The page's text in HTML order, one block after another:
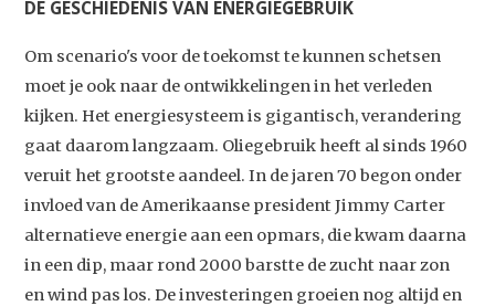
DE GESCHIEDENIS VAN ENERGIEGEBRUIK
Om scenario's voor de toekomst te kunnen schetsen
moet je ook naar de ontwikkelingen in het verleden
kijken. Het energiesysteem is gigantisch, verandering
gaat daarom langzaam. Oliegebruik heeft al sinds 1960
veruit het grootste aandeel. In de jaren 70 begon onder
invloed van de Amerikaanse president Jimmy Carter
alternatieve energie aan een opmars, die kwam daarna
in een dip, maar rond 2000 barstte de zucht naar zon
en wind pas los. De investeringen groeien nog altijd en